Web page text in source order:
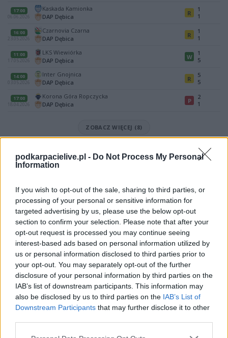
podkarpacielive.pl - Do Not Process My Personal
Information
If you wish to opt-out of the sale, sharing to third parties, or
processing of your personal or sensitive information for
targeted advertising by us, please use the below opt-out
section to confirm your selection. Please note that after your
opt-out request is processed you may continue seeing
interest-based ads based on personal information utilized by
us or personal information disclosed to third parties prior to
your opt-out. You may separately opt-out of the further
disclosure of your personal information by third parties on the
IAB’s list of downstream participants. This information may
also be disclosed by us to third parties on the IAB’s List of
Downstream Participants that may further disclose it to other
Please note that this website/app uses one or more Google
17:00
06.06.2026
Kaskada Kamionka
DAP Dębica
R
1
1
16:00
23.05.2026
Czarnovia Czarna
DAP Dębica
R
1
1
11:00
17.05.2026
LKS Wiewiórka
DAP Dębica
W
1
5
14:00
03.05.2026
Inter Gnojnica
DAP Dębica
R
5
5
17:00
18.04.2026
Korona Góra Ropczycka
DAP Dębica
P
2
1
ZOBACZ WIĘCEJ (8)
Spotkanie pomiędzyCzarnovia Czarna i DAP Dębicarozegrane
Na stronie PodkarpacieLive.pl znajdziesz
wynik meczu, strzelców
bramek, kartki, składy, statystyki i informacje o przebiegu
spotkania. To kompletne źródło danych dla kibiców i pasjonatów
lokalnej piłki nożnej. Jeżeli aktualnie nie widzisz tutaj danych z pewnością
pracujemy nad tym żeby je uzupełnić.
Wynik meczu Czarnovia Czarna vs DAP Dębica
Po zakończeniu spotkania automatycznie publikujemyoficjalny wynik
spotkania, a także dane meczowe, jeśli są dostępne.
Pełny harmonogram rozgrywek dostępny jest tutaj:Dębica > Klasa A -
terminarz.
Informacje o składach i strzelcach
rezerwowych, zmiany oraz listę strzelców bramek. Informacje te